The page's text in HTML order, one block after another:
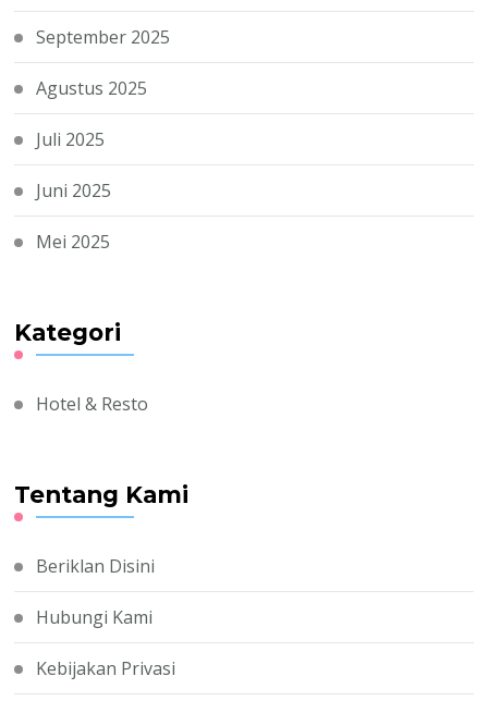
September 2025
Agustus 2025
Juli 2025
Juni 2025
Mei 2025
Kategori
Hotel & Resto
Tentang Kami
Beriklan Disini
Hubungi Kami
Kebijakan Privasi